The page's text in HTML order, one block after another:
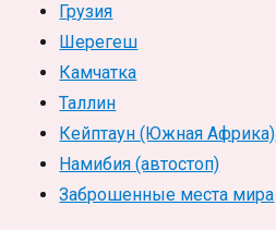
Грузия
Шерегеш
Камчатка
Таллин
Кейптаун (Южная Африка)
Намибия (автостоп)
Заброшенные места мира